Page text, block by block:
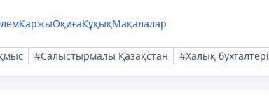
ҚаржыОқиғаҚұқықМақалалар
#Салыстырмалы Қазақстан #Халық бухгалтері